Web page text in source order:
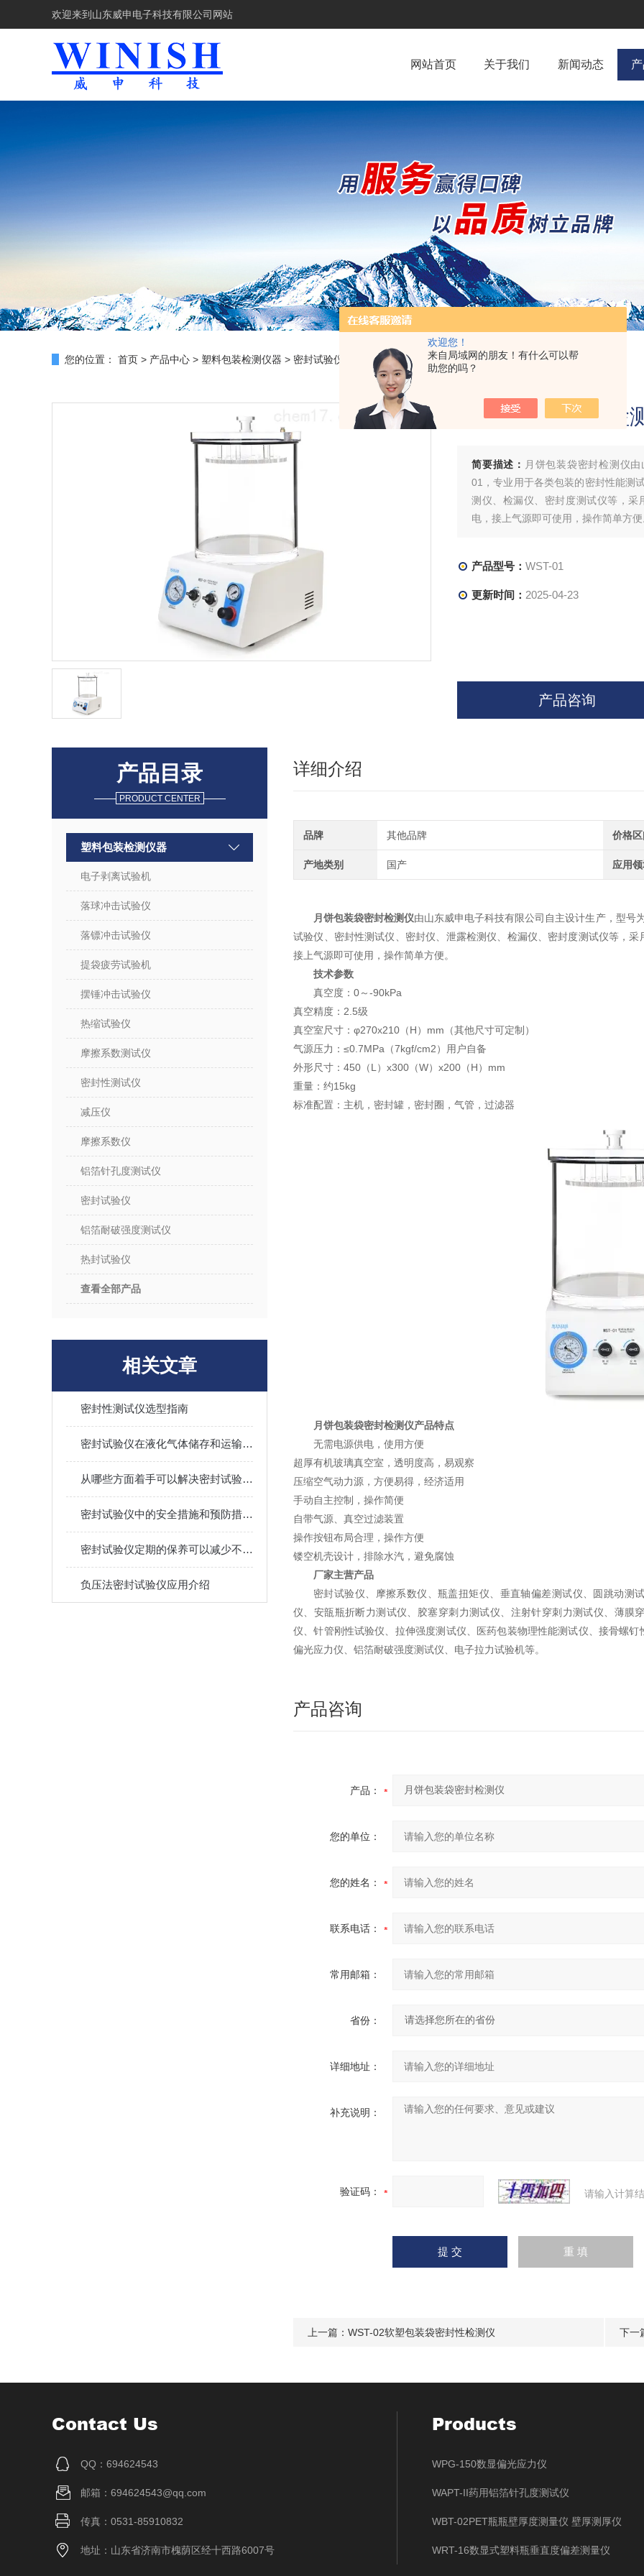
欢迎您！
来自局域网的朋友！有什么可以帮
助您的吗？
欢迎来到 山东威申电子科技有限公司网站
网站首页 关于我们 新闻动态
您的位置： 首页 > 产品中心 > 塑料包装检测仪器 > 密封试验仪 > WST-01月饼包装袋密封检测仪
月饼包装袋密封检
简要描述： 月饼包装袋密封检测仪
01，专业用于各类包装的密封性能测
测仪、检漏仪、密封度测试仪等，
电，接上气源即可使用，操作简单方
产品型号： WST-01
更新时间： 2025-04-23
产品咨询
产品目录
PRODUCT CENTER
塑料包装检测仪器
电子剥离试验机
落球冲击试验仪
落镖冲击试验仪
提袋疲劳试验机
摆锤冲击试验仪
热缩试验仪
摩擦系数测试仪
密封性测试仪
减压仪
摩擦系数仪
铝箔针孔度测试仪
密封试验仪
铝箔耐破强度测试仪
热封试验仪
查看全部产品
相关文章
密封性测试仪选型指南
密封试验仪在液化气体储存和运输中的应用
从哪些方面着手可以解决密封试验仪失灵?
密封试验仪中的安全措施和预防措施有哪些？
密封试验仪定期的保养可以减少不必要的损失
负压法密封试验仪应用介绍
详细介绍
品牌 其他品牌 价格
产地类别 国产 应用
月饼包装袋密封检测仪由山东威申电子科技有限公司自主设计生产，型号
试验仪、密封性测试仪、密封仪、泄露检测仪、检漏仪、密封度测试仪等，
接上气源即可使用，操作简单方便。
技术参数
真空度：0～-90kPa
真空精度：2.5级
真空室尺寸：φ270x210（H）mm（其他尺寸可定制）
气源压力：≤0.7MPa（7kgf/cm2）用户自备
外形尺寸：450（L）x300（W）x200（H）mm
重量：约15kg
标准配置：主机，密封罐，密封圈，气管，过滤器
月饼包装袋密封检测仪产品特点
无需电源供电，使用方便
超厚有机玻璃真空室，透明度高，易观察
压缩空气动力源，方便易得，经济适用
手动自主控制，操作简便
自带气源、真空过滤装置
操作按钮布局合理，操作方便
镂空机壳设计，排除水汽，避免腐蚀
厂家主营产品
密封试验仪、摩擦系数仪、瓶盖扭矩仪、垂直轴偏差测试仪、圆跳动测
仪、安瓿瓶折断力测试仪、胶塞穿刺力测试仪、注射针穿刺力测试仪、薄膜
仪、针管刚性试验仪、拉伸强度测试仪、医药包装物理性能测试仪、接骨螺
偏光应力仪、铝箔耐破强度测试仪、电子拉力试验机等。
产品咨询
产品：
您的单位：
您的姓名：
联系电话：
常用邮箱：
省份：
详细地址：
补充说明：
验证码： 请输入计算
上一篇： WST-02软塑包装袋密封性检测仪 下一
Contact Us
QQ：694624543
邮箱：694624543@qq.com
传真：0531-85910832
地址：山东省济南市槐荫区经十西路6007号
Products
WPG-150数显偏光应力仪
WAPT-II药用铝箔针孔度测试仪
WBT-02PET瓶瓶壁厚度测量仪 壁厚测厚仪
WRT-16数显式塑料瓶垂直度偏差测量仪